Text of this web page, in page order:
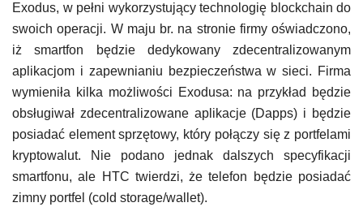
Exodus, w pełni wykorzystujący technologię blockchain do
swoich operacji. W maju br. na stronie firmy oświadczono,
iż smartfon będzie dedykowany zdecentralizowanym
aplikacjom i zapewnianiu bezpieczeństwa w sieci. Firma
wymieniła kilka możliwości Exodusa: na przykład będzie
obsługiwał zdecentralizowane aplikacje (Dapps) i będzie
posiadać element sprzętowy, który połączy się z portfelami
kryptowalut. Nie podano jednak dalszych specyfikacji
smartfonu, ale HTC twierdzi, że telefon będzie posiadać
zimny portfel (cold storage/wallet).